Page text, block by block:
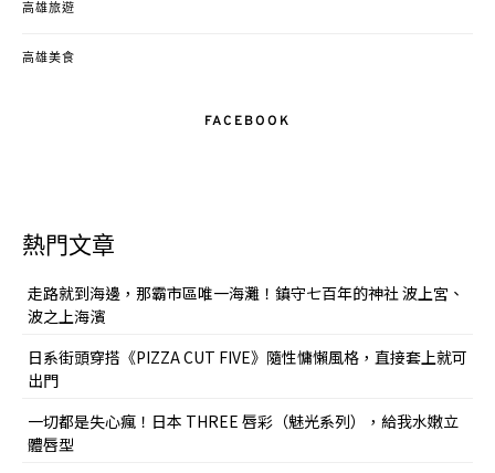
高雄旅遊
高雄美食
FACEBOOK
熱門文章
走路就到海邊，那霸市區唯一海灘！鎮守七百年的神社 波上宮、
波之上海濱
日系街頭穿搭《PIZZA CUT FIVE》隨性慵懶風格，直接套上就可
出門
一切都是失心瘋！日本 THREE 唇彩（魅光系列），給我水嫩立
體唇型